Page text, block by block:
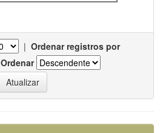
| Ordenar registros por
Ordenar